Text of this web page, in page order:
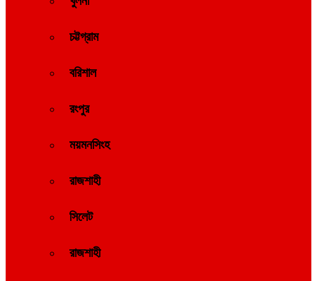
চট্টগ্রাম
বরিশাল
রংপুর
ময়মনসিংহ
রাজশাহী
সিলেট
রাজশাহী